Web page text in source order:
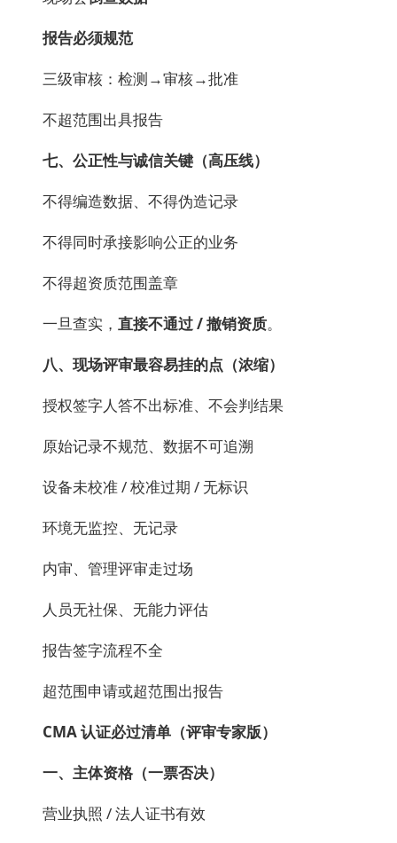
报告必须规范
三级审核：检测→审核→批准
不超范围出具报告
七、公正性与诚信关键（高压线）
不得编造数据、不得伪造记录
不得同时承接影响公正的业务
不得超资质范围盖章
一旦查实， 直接不通过 / 撤销资质。
八、现场评审最容易挂的点（浓缩）
授权签字人答不出标准、不会判结果
原始记录不规范、数据不可追溯
设备未校准 / 校准过期 / 无标识
环境无监控、无记录
内审、管理评审走过场
人员无社保、无能力评估
报告签字流程不全
超范围申请或超范围出报告
CMA认证必过清单（评审专家版）
一、主体资格（一票否决）
营业执照 / 法人证书有效